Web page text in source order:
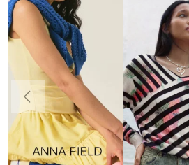
Forrige